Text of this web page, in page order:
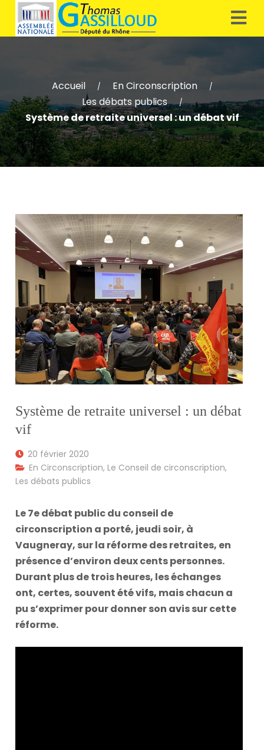
Accueil / En Circonscription /
Les débats publics /
Système de retraite universel : un débat vif
Système de retraite universel : un débat
vif
20 février 2020
En Circonscription,Le Conseil de circonscription,
Les débats publics
Le 7e débat public du conseil de
circonscription a porté, jeudi soir, à
Vaugneray, sur la réforme des retraites, en
présence d’environ deux cents personnes.
Durant plus de trois heures, les échanges
ont, certes, souvent été vifs, mais chacun a
pu s’exprimer pour donner son avis sur cette
réforme.